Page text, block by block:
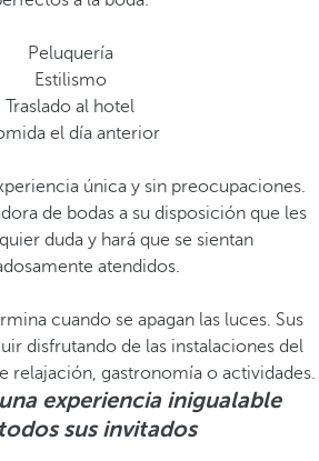
Peluquería
Estilismo
Traslado al hotel
el día anterior
única y sin preocupaciones.
de bodas a su disposición que les
duda y hará que se sientan
atendidos.
cuando se apagan las luces. Sus
disfrutando de las instalaciones del
relajación, gastronomía o actividades.
experiencia inigualable
sus invitados